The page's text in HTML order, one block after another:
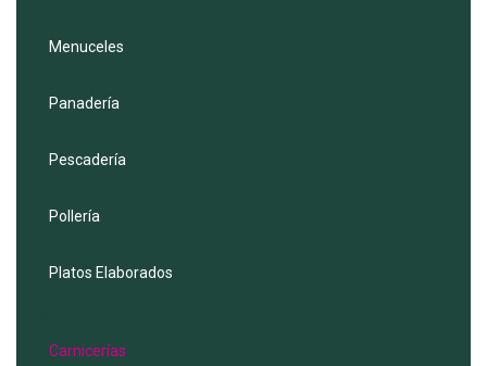
Menuceles
Panadería
Pescadería
Pollería
Platos Elaborados
Carnicerías